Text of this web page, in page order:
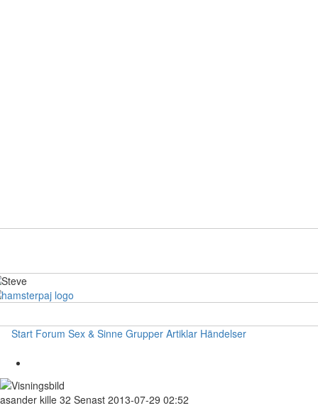
Start Forum Sex & Sinne Grupper Artiklar Händelser
asander kille 32 Senast 2013-07-29 02:52